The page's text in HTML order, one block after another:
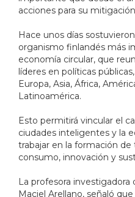
acciones para su
Hace unos días
organismo finlandés más
economía circular, que
líderes en políticas
Europa, Asia, África,
Latinoamérica.
Esto permitirá vincular el
ciudades inteligentes y la
trabajar en la formación
consumo, innovación y
La profesora investigadora
Maciel Arellano, señaló